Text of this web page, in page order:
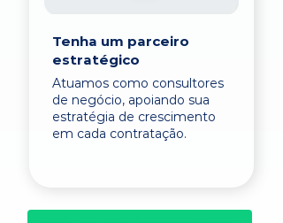
Tenha um parceiro
estratégico
Atuamos como consultores
de negócio, apoiando sua
estratégia de crescimento
em cada contratação.